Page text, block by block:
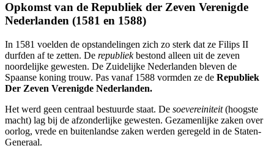
Opkomst van de Republiek der Zeven Verenigde
Nederlanden (1581 en 1588)
In 1581 voelden de opstandelingen zich zo sterk dat ze Filips II
durfden af te zetten. De republiekbestond alleen uit de zeven
noordelijke gewesten. De Zuidelijke Nederlanden bleven de
Spaanse koning trouw. Pas vanaf 1588 vormden ze de Republiek
Der Zeven Verenigde Nederlanden.
Het werd geen centraal bestuurde staat. De soevereiniteit(hoogste
macht) lag bij de afzonderlijke gewesten. Gezamenlijke zaken over
oorlog, vrede en buitenlandse zaken werden geregeld in de Staten-
Generaal.